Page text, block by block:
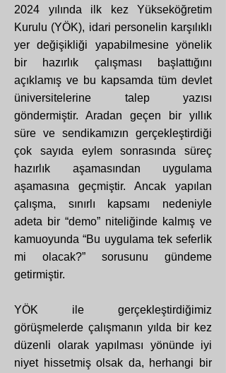
2024 yılında ilk kez Yükseköğretim
Kurulu (YÖK), idari personelin karşılıklı
yer değişikliği yapabilmesine yönelik
bir hazırlık çalışması başlattığını
açıklamış ve bu kapsamda tüm devlet
üniversitelerine talep yazısı
göndermiştir. Aradan geçen bir yıllık
süre ve sendikamızın gerçekleştirdiği
çok sayıda eylem sonrasında süreç
hazırlık aşamasından uygulama
aşamasına geçmiştir. Ancak yapılan
çalışma, sınırlı kapsamı nedeniyle
adeta bir “demo” niteliğinde kalmış ve
kamuoyunda “Bu uygulama tek seferlik
mi olacak?” sorusunu gündeme
getirmiştir.
YÖK ile gerçekleştirdiğimiz
görüşmelerde çalışmanın yılda bir kez
düzenli olarak yapılması yönünde iyi
niyet hissetmiş olsak da, herhangi bir